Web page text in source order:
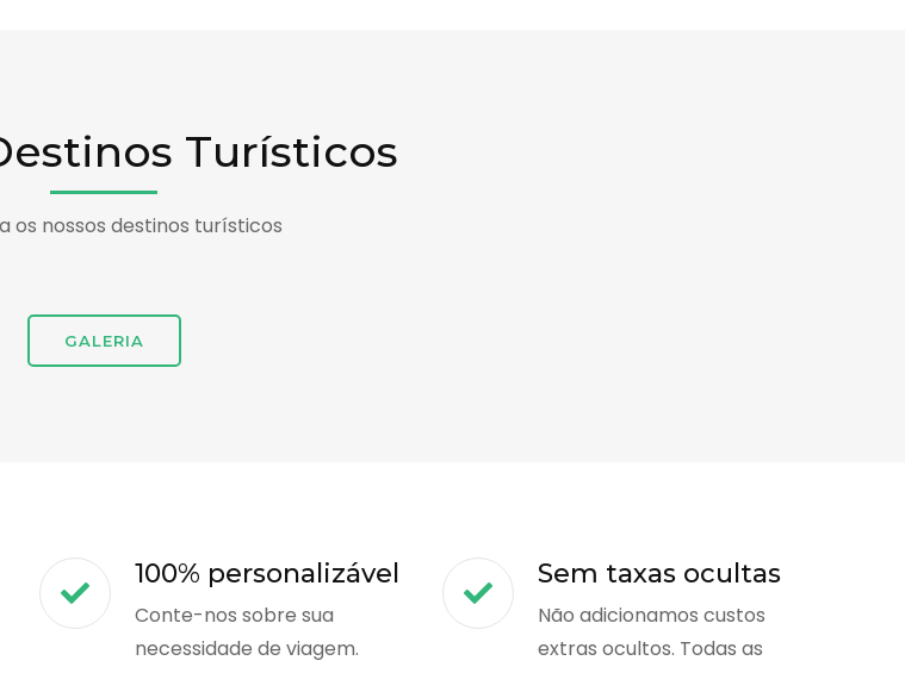
Turísticos
os nossos destinos turísticos
GALERIA
100% personalizável
Conte-nos sobre sua
necessidade de viagem.
Sem taxas ocultas
Não adicionamos custos
extras ocultos. Todas as